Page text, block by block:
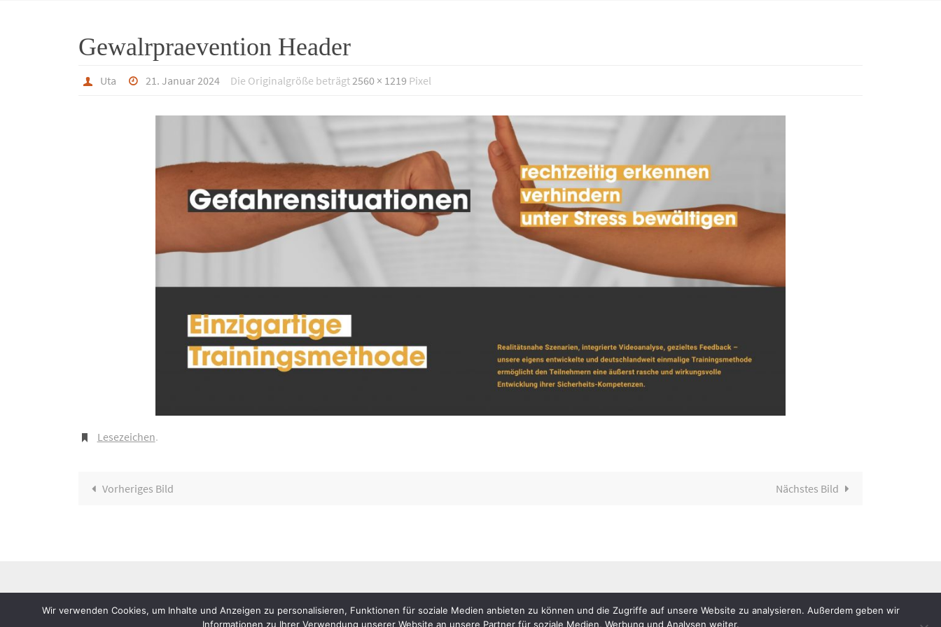
Gewalrpraevention Header
Uta 21. Januar 2024 Die Originalgröße beträgt2560 × 1219 Pixel
Lesezeichen.
Vorheriges Bild Nächstes Bild
Theme created byDettmer Informatik
Wir verwenden Cookies, um Inhalte und Anzeigen zu personalisieren, Funktionen für soziale Medien anbieten zu können und die Zugriffe auf unsere Website zu analysieren. Außerdem geben wir
Informationen zu Ihrer Verwendung unserer Website an unsere Partner für soziale Medien, Werbung und Analysen weiter.